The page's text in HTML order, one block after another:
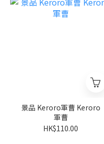
景品 Keroro軍曹 Keroro
軍曹
HK$110.00